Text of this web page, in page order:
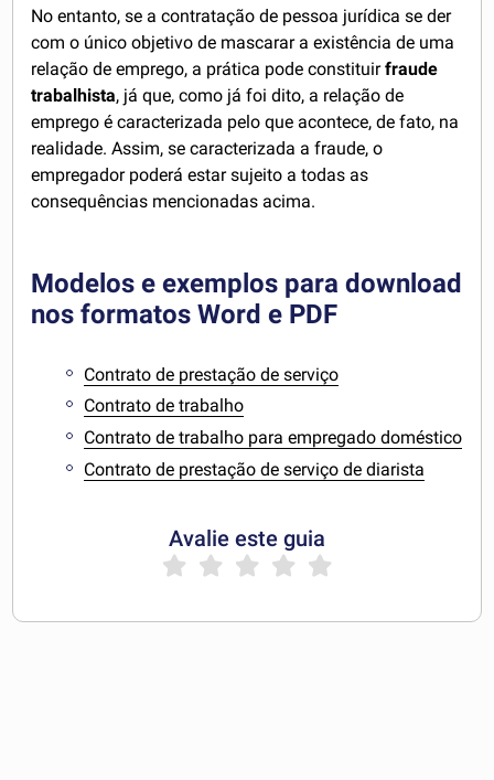
No entanto, se a contratação de pessoa jurídica se der
com o único objetivo de mascarar a existência de uma
relação de emprego, a prática pode constituirfraude
trabalhista, já que, como já foi dito, a relação de
emprego é caracterizada pelo que acontece, de fato, na
realidade. Assim, se caracterizada a fraude, o
empregador poderá estar sujeito a todas as
consequências mencionadas acima.
Modelos e exemplos para download
nos formatos Word e PDF
Contrato de prestação de serviço
Contrato de trabalho
Contrato de trabalho para empregado doméstico
Contrato de prestação de serviço de diarista
Avalie este guia